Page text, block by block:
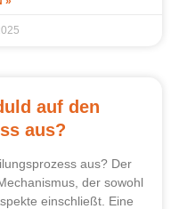
auf den
aus?
aus? Der
der sowohl
einschließt. Eine